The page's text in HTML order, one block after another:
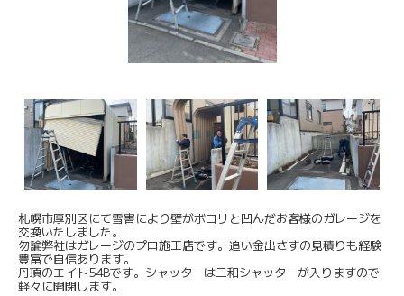
札幌市厚別区にて雪害により壁がボコリと凹んだお客様のガレージを
交換いたしました。
勿論弊社はガレージのプロ施工店です。追い金出さすの見積りも経験
豊富で自信あります。
丹頂のエイト54Bです。シャッターは三和シャッターが入りますので
軽々に開閉します。